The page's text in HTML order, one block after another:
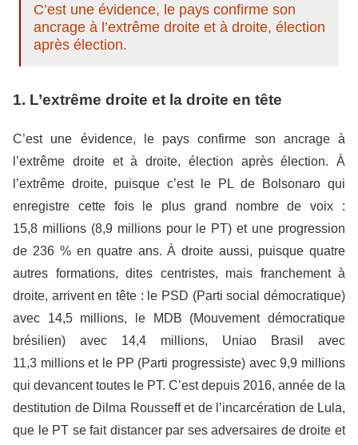
C’est une évidence, le pays confirme son
ancrage à l’extrême droite et à droite, élection
après élection.
1. L’extrême droite et la droite en tête
C’est une évidence, le pays confirme son ancrage à
l’extrême droite et à droite, élection après élection.
À
l’extrême droite, puisque c’est le PL de Bolsonaro qui
enregistre cette fois le plus grand nombre de voix :
15,8 millions (8,9 millions pour le PT) et une progression
de 236 % en quatre ans. À droite aussi, puisque quatre
autres formations, dites centristes, mais franchement à
droite, arrivent en tête : le PSD (Parti social démocratique)
avec 14,5 millions, le MDB (Mouvement démocratique
brésilien) avec 14,4 millions, Uniao Brasil avec
11,3 millions et le PP (Parti progressiste) avec 9,9 millions
qui devancent toutes le PT. C’est depuis 2016, année de la
destitution de Dilma Rousseff et de l’incarcération de Lula,
que le PT se fait distancer par ses adversaires de droite et